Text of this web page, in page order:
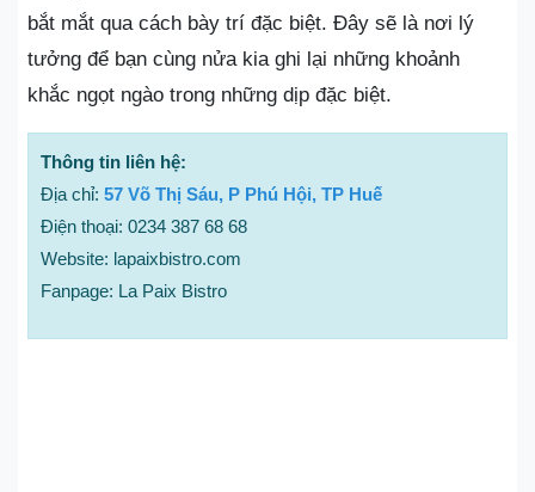
bắt mắt qua cách bày trí đặc biệt. Đây sẽ là nơi lý
tưởng để bạn cùng nửa kia ghi lại những khoảnh
khắc ngọt ngào trong những dịp đặc biệt.
Thông tin liên hệ:
Địa chỉ: 57 Võ Thị Sáu, P Phú Hội, TP Huế
Điện thoại: 0234 387 68 68
Website: lapaixbistro.com
Fanpage: La Paix Bistro